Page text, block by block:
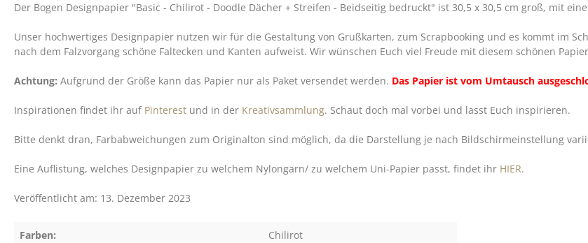
Der Bogen Designpapier "Basic - Chilirot - Doodle Dächer + Streifen - Beidseitig bedruckt" ist 30,5 x 30,5 cm groß, mit
Unser hochwertiges Designpapier nutzen wir für die Gestaltung von Grußkarten, zum Scrapbooking und es kommt im
nach dem Falzvorgang schöne Faltecken und Kanten aufweist. Wir wünschen Euch viel Freude mit diesem schönen
Achtung: Aufgrund der Größe kann das Papier nur als Paket versendet werden. Das Papier ist vom Umtausch
Inspirationen findet ihr auf Pinterest und in der Kreativsammlung. Schaut doch mal vorbei und lasst Euch inspirieren.
Bitte denkt dran, Farbabweichungen zum Originalton sind möglich, da die Darstellung je nach Bildschirmeinstellung
Eine Auflistung, welches Designpapier zu welchem Nylongarn/ zu welchem Uni-Papier passt, findet ihr HIER.
Veröffentlicht am: 13. Dezember 2023
Farben:
Chilirot